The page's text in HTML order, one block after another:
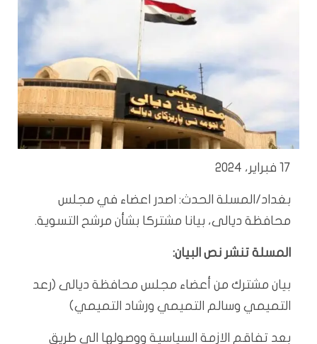
17 فبراير، 2024
بغداد/المسلة الحدث: اصدر اعضاء في مجلس
محافظة ديالى، بيانا مشتركا بشأن مرشح التسوية.
المسلة تنشر نص البيان:
بيان مشترك من أعضاء مجلس محافظة ديالى (رعد
التميمي وسالم التميمي ورشاد التميمي)
بعد تفاقم الازمة السياسية ووصولها الى طريق